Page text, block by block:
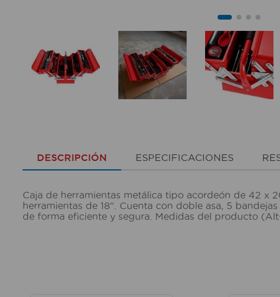
DESCRIPCIÓN ESPECIFICACIONES
Caja de herramientas metálica tipo acordeón de 42 x
herramientas de 18". Cuenta con doble asa, 5
de forma eficiente y segura. Medidas del producto